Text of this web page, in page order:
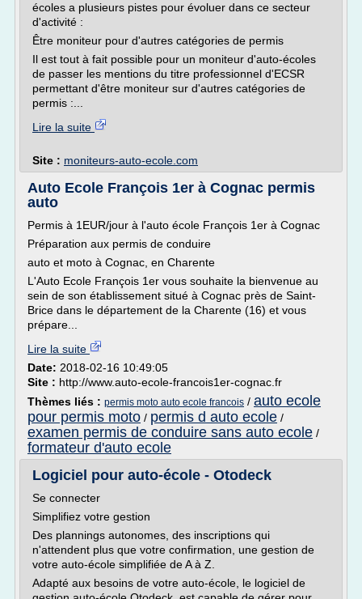
écoles a plusieurs pistes pour évoluer dans ce secteur
d'activité :
Être moniteur pour d'autres catégories de permis
Il est tout à fait possible pour un moniteur d'auto-écoles
de passer les mentions du titre professionnel d'ECSR
permettant d'être moniteur sur d'autres catégories de
permis :...
Lire la suite
Site : moniteurs-auto-ecole.com
Auto Ecole François 1er à Cognac permis
auto
Permis à 1EUR/jour à l'auto école François 1er à Cognac
Préparation aux permis de conduire
auto et moto à Cognac, en Charente
L'Auto Ecole François 1er vous souhaite la bienvenue au
sein de son établissement situé à Cognac près de Saint-
Brice dans le département de la Charente (16) et vous
prépare...
Lire la suite
Date: 2018-02-16 10:49:05
Site : http://www.auto-ecole-francois1er-cognac.fr
Thèmes liés : permis moto auto ecole francois / auto ecole
pour permis moto / permis d auto ecole /
examen permis de conduire sans auto ecole /
formateur d'auto ecole
Logiciel pour auto-école - Otodeck
Se connecter
Simplifiez votre gestion
Des plannings autonomes, des inscriptions qui
n'attendent plus que votre confirmation, une gestion de
votre auto-école simplifiée de A à Z.
Adapté aux besoins de votre auto-école, le logiciel de